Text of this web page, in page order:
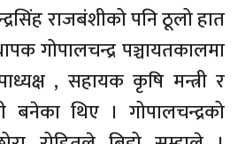
राजबंशीको पनि ठूलो हात
गोपालचन्द्र पञ्चायतकालमा
, सहायक कृषि मन्त्री र
बनेका थिए । गोपालचन्द्रको